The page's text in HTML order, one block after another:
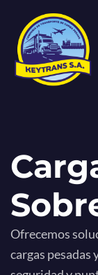
Ofrecemos
cargas